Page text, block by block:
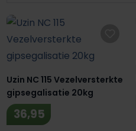
Uzin NC 115 Vezelversterkte
gipsegalisatie 20kg
36,95